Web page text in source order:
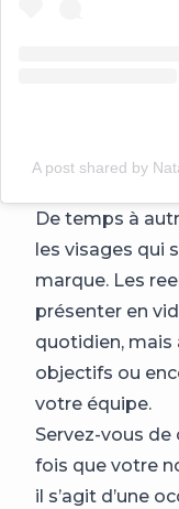
A post shared by
De temps à
les visages qui
marque. Les
présenter en
quotidien, mais
objectifs ou
votre équipe.
Servez-vous
fois que votre
il s’agit d’une